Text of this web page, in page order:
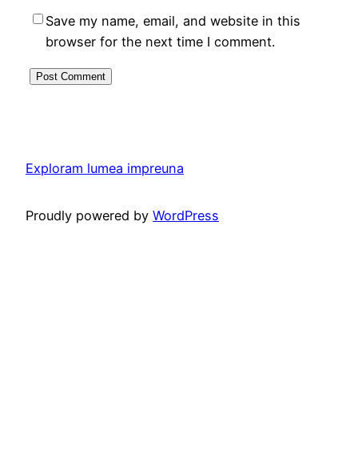
Save my name, email, and website in this
browser for the next time I comment.
Exploram lumea impreuna
Proudly powered by WordPress